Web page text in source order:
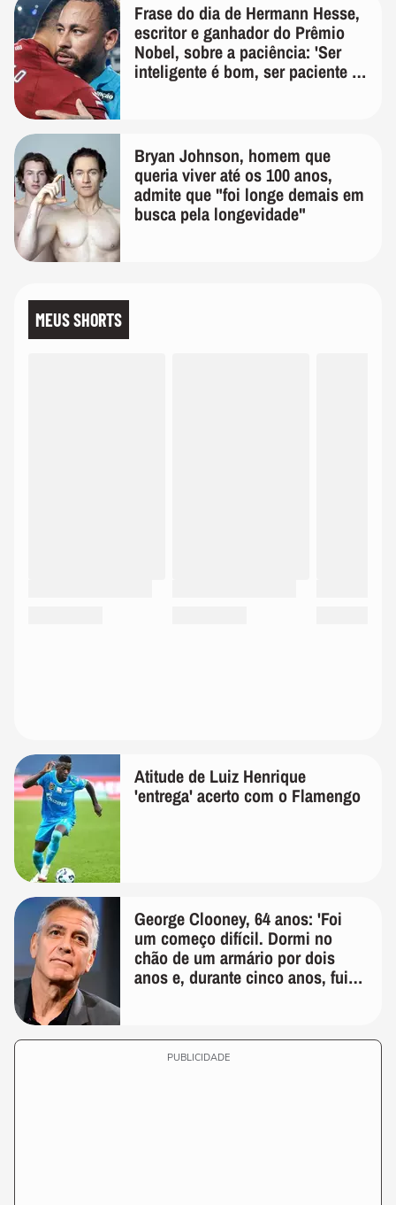
Frase do dia de Hermann Hesse,
escritor e ganhador do Prêmio
Nobel, sobre a paciência: 'Ser
inteligente é bom, ser paciente é
Bryan Johnson, homem que
queria viver até os 100 anos,
admite que "foi longe demais em
busca pela longevidade"
MEUS SHORTS
Atitude de Luiz Henrique
'entrega' acerto com o Flamengo
George Clooney, 64 anos: 'Foi
um começo difícil. Dormi no
chão de um armário por dois
anos e, durante cinco anos, fui
PUBLICIDADE